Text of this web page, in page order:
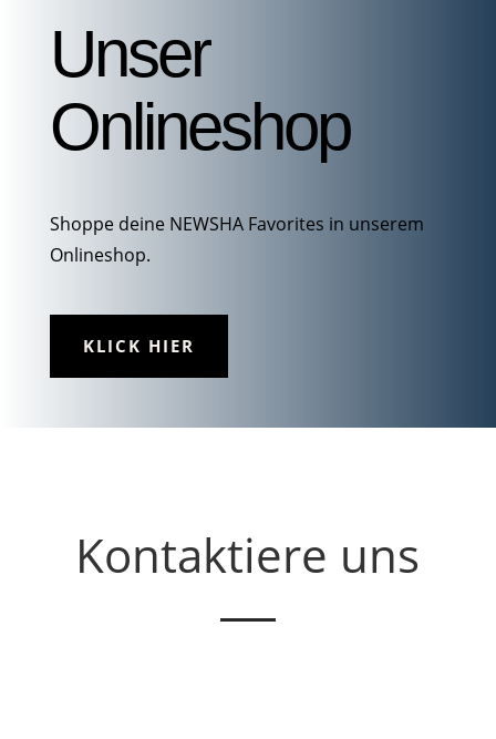
Unser
Onlineshop
Shoppe deine NEWSHA Favorites in unserem
Onlineshop.
KLICK HIER
Kontaktiere uns